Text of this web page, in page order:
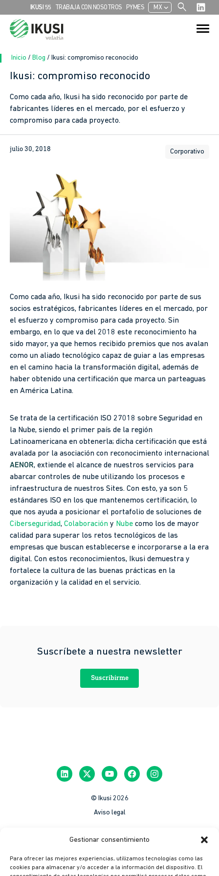
Gestionar consentimiento
Para ofrecer las mejores experiencias, utilizamos tecnologías como las
cookies para almacenar y/o acceder a la información del dispositivo. El
IKUSI 55 TRABAJA CON NOSOTROS PYMES MXchevron_left search
Search
for:
Search Button
Inicio / Blog / Ikusi: compromiso reconocido
Ikusi: compromiso reconocido
Como cada año, Ikusi ha sido reconocido por parte de
fabricantes líderes en el mercado, por el esfuerzo y
compromiso para cada proyecto.
julio 30, 2018 Corporativo
Como cada año, Ikusi ha sido reconocido por parte de sus
socios estratégicos, fabricantes líderes en el mercado, por
el esfuerzo y compromiso para cada proyecto. Sin
embargo, en lo que va del 2018 este reconocimiento ha
sido mayor, ya que hemos recibido premios que nos avalan
como un aliado tecnológico capaz de guiar a las empresas
en el camino hacia la transformación digital, además de
haber obtenido una certificación que marca un parteaguas
en América Latina.
Se trata de la certificación ISO 27018 sobre Seguridad en
la Nube, siendo el primer país de la región
Latinoamericana en obtenerla; dicha certificación que está
avalada por la asociación con reconocimiento internacional
AENOR, extiende el alcance de nuestros servicios para
abarcar controles de nube utilizando los procesos e
infraestructura de nuestros Sites. Con esto, ya son 5
estándares ISO en los que mantenemos certificación, lo
que nos ayuda a posicionar el portafolio de soluciones de
Ciberseguridad, Colaboración y Nube como los de mayor
calidad para superar los retos tecnológicos de las
empresas que buscan establecerse e incorporarse a la era
digital. Con estos reconocimientos, Ikusi demuestra y
fortalece la cultura de las buenas prácticas en la
organización y la calidad en el servicio.
Suscríbete a nuestra newsletter
Suscribirme
© Ikusi 2026
Aviso legal
Política de Privacidad